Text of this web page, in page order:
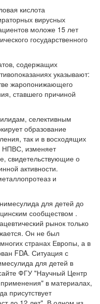
кислота
вирусных
моложе 15 лет
государственного
содержащих
указывают:
жаропонижающего
ставшего причиной
селективным
образование
так и в восходящих
НПВС, изменяет
свидетельствующие о
активности.
и
для детей до
сообществом .
рынок только
Он не был
странах Европы, а в
FDA. Ситуация с
для детей в
ФГУ "Научный Центр
в материалах,
присутствует